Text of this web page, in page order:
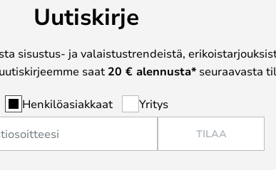
Uutiskirje
sisustus- ja valaistustrendeistä,
saat 20 € alennusta* seuraavasta
Henkilöasiakkaat Yritys
TILAA